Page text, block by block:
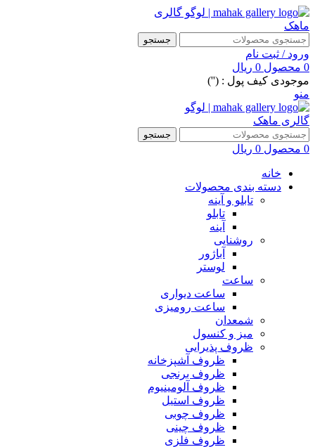
جستجو
ورود / ثبت نام
0 محصول 0 ریال
موجودی کیف پول : ('')
منو
جستجو
0 محصول 0 ریال
خانه
دسته بندی محصولات
تابلو و آینه
تابلو
آینه
روشنایی
آباژور
لوستر
ساعت
ساعت دیواری
ساعت رومیزی
شمعدان
میز و کنسول
ظروف پذیرایی
ظروف آشپزخانه
ظروف برنجی
ظروف آلومینیوم
ظروف استیل
ظروف چوبی
ظروف چینی
ظروف فلزی